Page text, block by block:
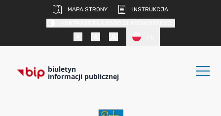
MAPA STRONY
INSTRUKCJA
biuletyn
informacji publicznej